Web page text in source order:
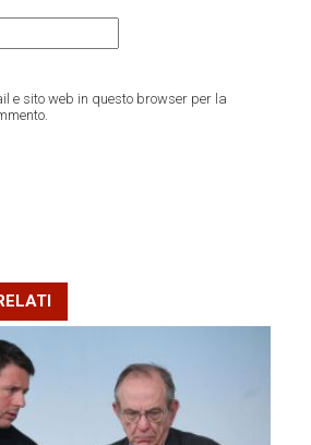
e sito web in questo browser per la